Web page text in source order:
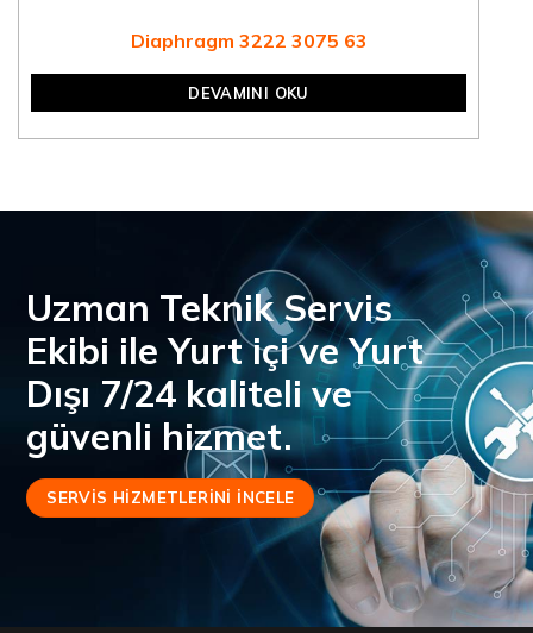
Diaphragm 3222 3075 63
DEVAMINI OKU
Uzman Teknik Servis
Ekibi ile Yurt içi ve Yurt
Dışı 7/24 kaliteli ve
güvenli hizmet.
SERVIS HIZMETLERINI INCELE